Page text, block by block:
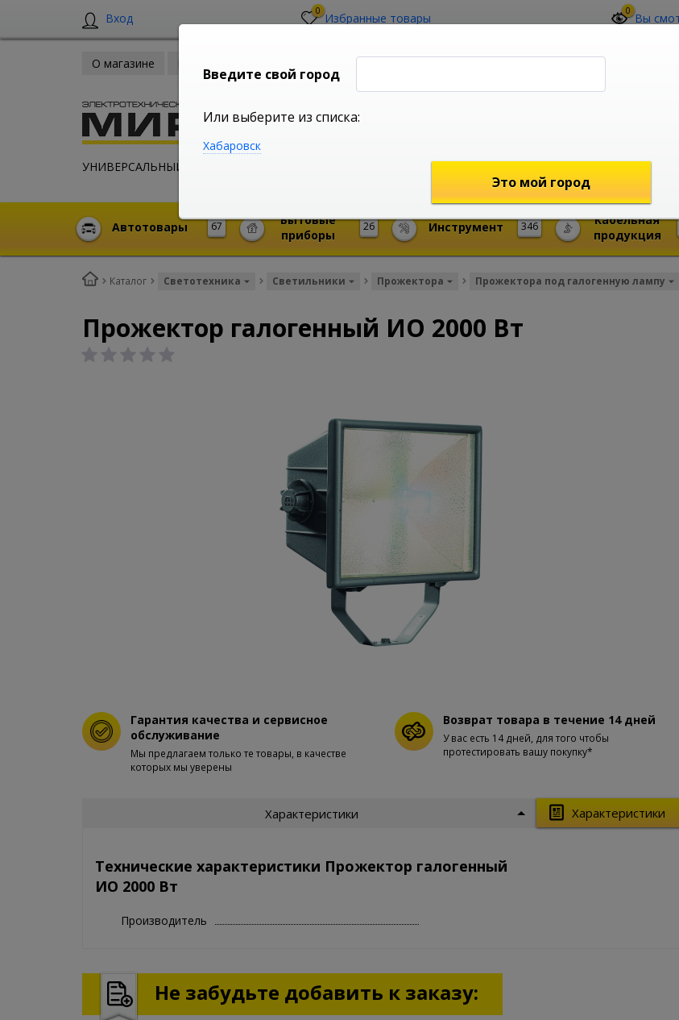
Вход 0 Избранные товары 0 Вы
О магазине
УНИВЕРСАЛЬНЫЙ ИНТЕРНЕТ МАГАЗИН shop@mireks.ru
67
Автотовары 26
Бытовые
приборы
346
Инструмент
Кабельная
продукция
Каталог Светотехника Светильники Прожектора Прожектора под галогенную лампу
Прожектор галогенный ИО 2000 Вт
Гарантия качества и сервисное
обслуживание
Мы предлагаем только те товары, в качестве
которых мы уверены
Возврат товара в течение 14 дней
У вас есть 14 дней, для того чтобы
протестировать вашу покупку*
Характеристики
Характеристики
Технические характеристики Прожектор галогенный
ИО 2000 Вт
Производитель
Не забудьте добавить к заказу:
Введите свой город
Или выберите из списка:
Хабаровск
Это мой город